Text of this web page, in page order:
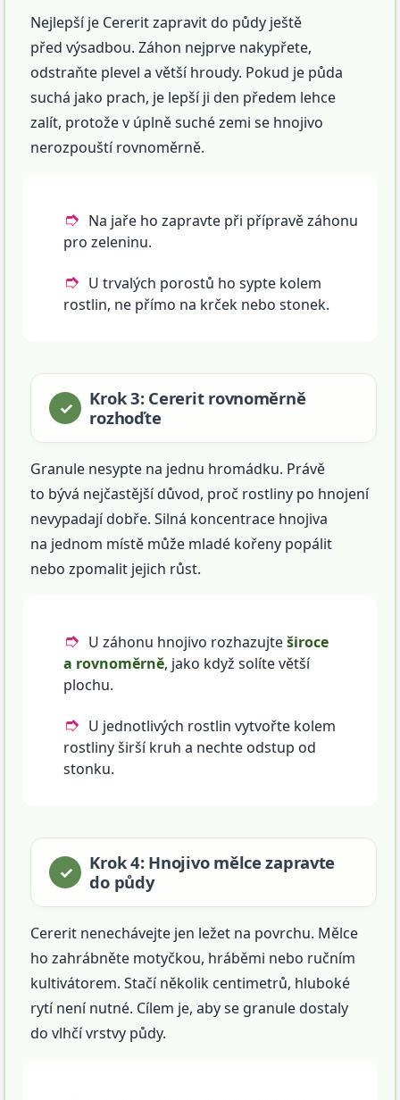
Nejlepší je Cererit zapravit do půdy ještě
před výsadbou. Záhon nejprve nakypřete,
odstraňte plevel a větší hroudy. Pokud je půda
suchá jako prach, je lepší ji den předem lehce
zalít, protože v úplně suché zemi se hnojivo
nerozpouští rovnoměrně.
Na jaře ho zapravte při přípravě záhonu
pro zeleninu.
U trvalých porostů ho sypte kolem
rostlin, ne přímo na krček nebo stonek.
Krok 3: Cererit rovnoměrně
rozhoďte
Granule nesypte na jednu hromádku. Právě
to bývá nejčastější důvod, proč rostliny po hnojení
nevypadají dobře. Silná koncentrace hnojiva
na jednom místě může mladé kořeny popálit
nebo zpomalit jejich růst.
U záhonu hnojivo rozhazujteširoce
a rovnoměrně, jako když solíte větší
plochu.
U jednotlivých rostlin vytvořte kolem
rostliny širší kruh a nechte odstup od
stonku.
Krok 4: Hnojivo mělce zapravte
do půdy
Cererit nenechávejte jen ležet na povrchu. Mělce
ho zahrábněte motyčkou, hráběmi nebo ručním
kultivátorem. Stačí několik centimetrů, hluboké
rytí není nutné. Cílem je, aby se granule dostaly
do vlhčí vrstvy půdy.